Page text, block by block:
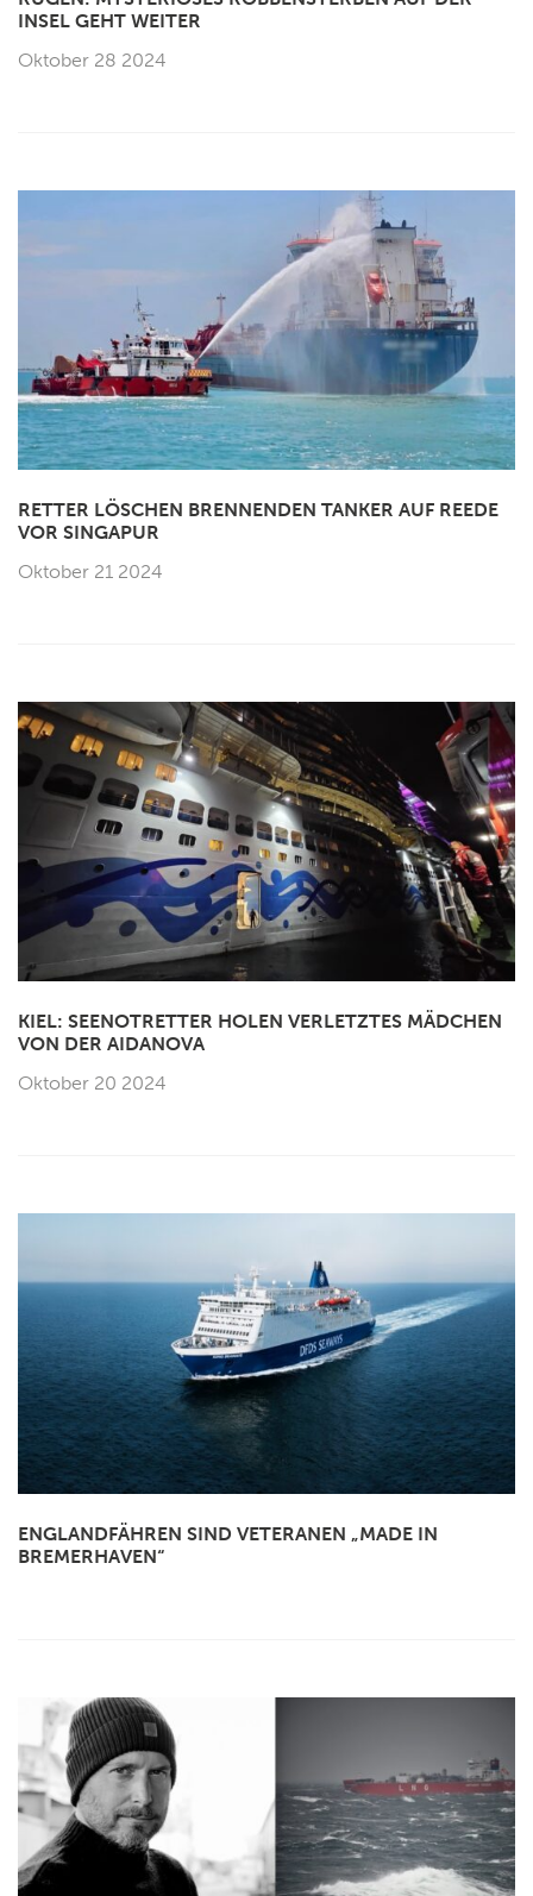
INSEL GEHT WEITER
Oktober 28 2024
RETTER LÖSCHEN BRENNENDEN TANKER AUF REEDE
VOR SINGAPUR
Oktober 21 2024
KIEL: SEENOTRETTER HOLEN VERLETZTES MÄDCHEN
VON DER AIDANOVA
Oktober 20 2024
ENGLANDFÄHREN SIND VETERANEN „MADE IN
BREMERHAVEN“